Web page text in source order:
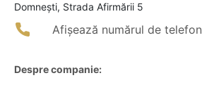
Domneşti, Strada Afirmării 5
Afișează numărul de telefon
Despre companie: